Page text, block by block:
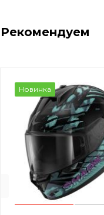
Рекомендуем
Новинка